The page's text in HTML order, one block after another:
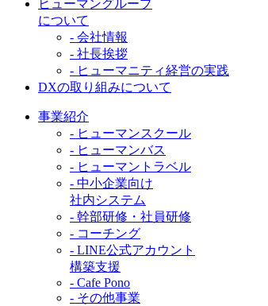
ヒューマングループ
について
- 会社情報
- 社長挨拶
- ヒューマニティ経営の実践
DXの取り組みについて
事業紹介
- ヒューマンスクール
- ヒューマンバス
- ヒューマントラベル
- 中小企業向け
社内システム
- 幹部研修・社員研修
- コーチング
- LINE公式アカウント
構築支援
- Cafe Pono
- その他事業